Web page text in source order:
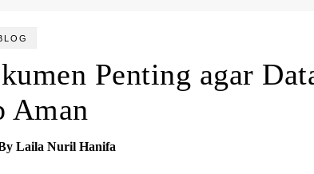
Penting agar
Aman
Laila Nuril Hanifa